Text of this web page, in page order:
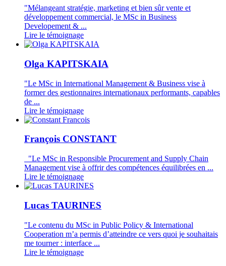
"Mélangeant stratégie, marketing et bien sûr vente et
développement commercial, le MSc in Business
Developement & ...
Lire le témoignage
Olga KAPITSKAIA
"Le MSc in International Management & Business vise à
former des gestionnaires internationaux performants, capables
de ...
Lire le témoignage
François CONSTANT
"Le MSc in Responsible Procurement and Supply Chain
Management vise à offrir des compétences équilibrées en ...
Lire le témoignage
Lucas TAURINES
"Le contenu du MSc in Public Policy & International
Cooperation m’a permis d’atteindre ce vers quoi je souhaitais
me tourner : interface ...
Lire le témoignage